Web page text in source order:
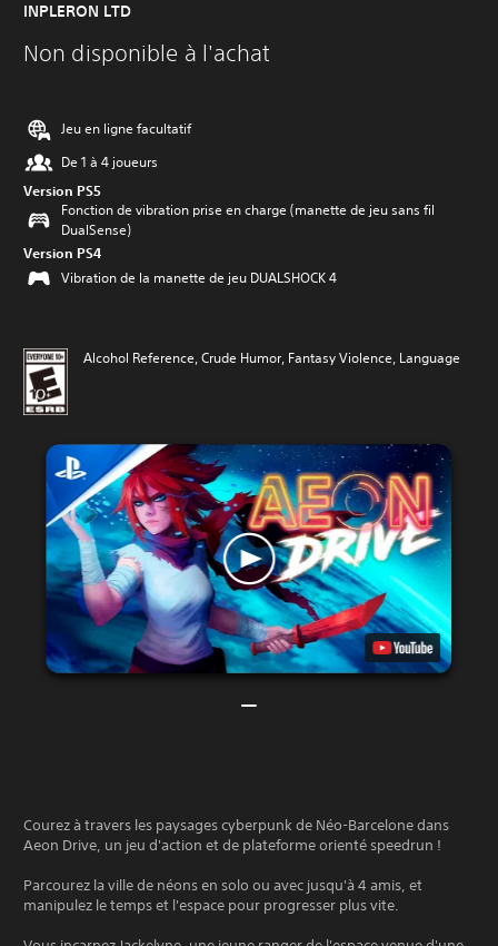
INPLERON LTD
Non disponible à l'achat
Jeu en ligne facultatif
De 1 à 4 joueurs
Version PS5
Fonction de vibration prise en charge (manette de jeu sans fil
DualSense)
Version PS4
Vibration de la manette de jeu DUALSHOCK 4
Alcohol Reference, Crude Humor, Fantasy Violence, Language
Courez à travers les paysages cyberpunk de Néo-Barcelone dans
Aeon Drive, un jeu d'action et de plateforme orienté speedrun !
Parcourez la ville de néons en solo ou avec jusqu'à 4 amis, et
manipulez le temps et l'espace pour progresser plus vite.